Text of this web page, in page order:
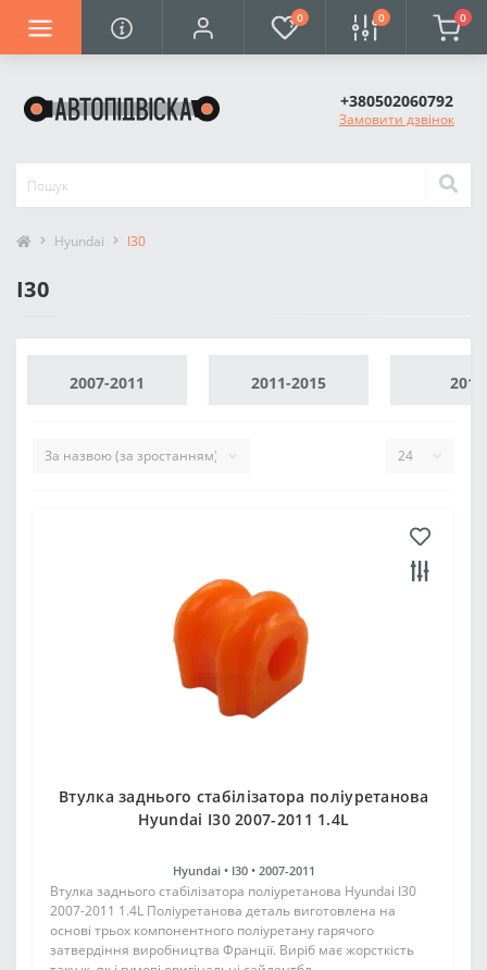
0 0 0
+380502060792
Замовити дзвінок
Hyundai I30
I30
2007-2011 2011-2015
Втулка заднього стабілізатора поліуретанова
Hyundai I30 2007-2011 1.4L
Hyundai • I30 • 2007-2011
Втулка заднього стабілізатора поліуретанова Hyundai I30
2007-2011 1.4L Поліуретанова деталь виготовлена на
основі трьох компонентного поліуретану гарячого
затвердіння виробництва Франції. Виріб має жорсткість